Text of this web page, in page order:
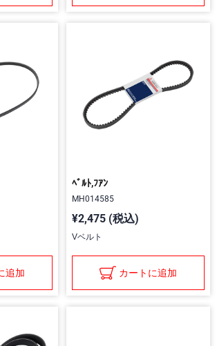
追加
ﾍﾞﾙﾄ,ﾌｱﾝ
MH014585
¥2,475 (税込)
Vベルト
カートに追加